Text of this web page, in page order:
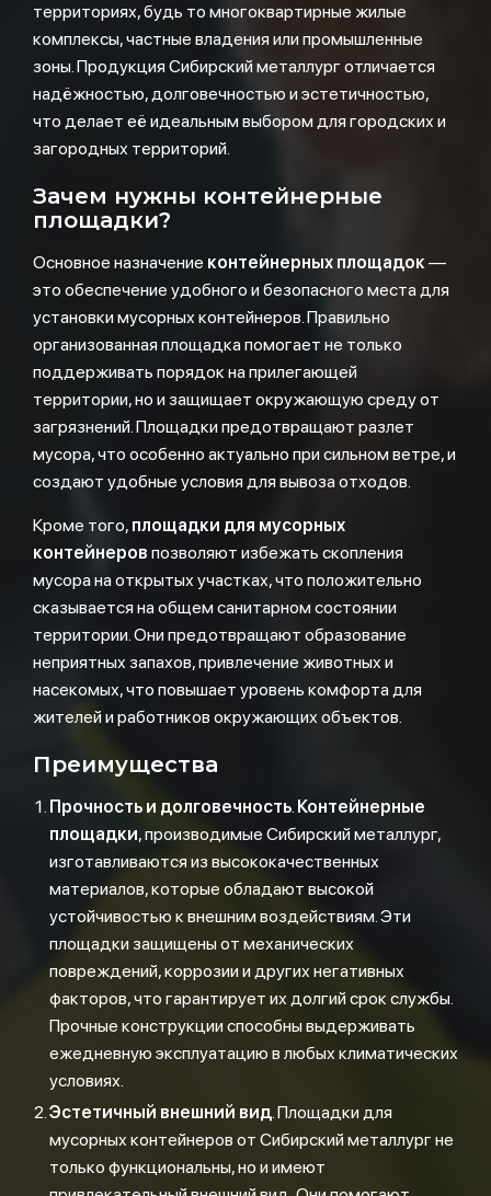
территориях, будь то многоквартирные жилые
комплексы, частные владения или промышленные
зоны. Продукция Сибирский металлург отличается
надёжностью, долговечностью и эстетичностью,
что делает её идеальным выбором для городских и
загородных территорий.
Зачем нужны контейнерные
площадки?
Основное назначение контейнерных площадок—
это обеспечение удобного и безопасного места для
установки мусорных контейнеров. Правильно
организованная площадка помогает не только
поддерживать порядок на прилегающей
территории, но и защищает окружающую среду от
загрязнений. Площадки предотвращают разлет
мусора, что особенно актуально при сильном ветре, и
создают удобные условия для вывоза отходов.
Кроме того, площадки для мусорных
контейнеров позволяют избежать скопления
мусора на открытых участках, что положительно
сказывается на общем санитарном состоянии
территории. Они предотвращают образование
неприятных запахов, привлечение животных и
насекомых, что повышает уровень комфорта для
жителей и работников окружающих объектов.
Преимущества
Прочность и долговечность. Контейнерные
площадки, производимые Сибирский металлург,
изготавливаются из высококачественных
материалов, которые обладают высокой
устойчивостью к внешним воздействиям. Эти
площадки защищены от механических
повреждений, коррозии и других негативных
факторов, что гарантирует их долгий срок службы.
Прочные конструкции способны выдерживать
ежедневную эксплуатацию в любых климатических
условиях.
Эстетичный внешний вид. Площадки для
мусорных контейнеров от Сибирский металлург не
только функциональны, но и имеют